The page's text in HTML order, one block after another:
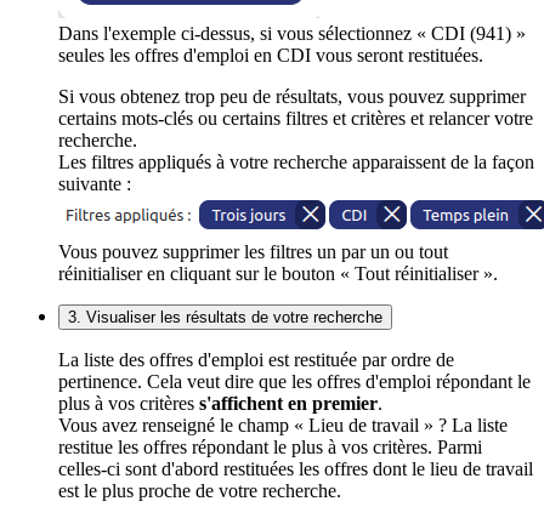
Dans l'exemple ci-dessus, si vous sélectionnez « CDI (941) »
seules les offres d'emploi en CDI vous seront restituées.
Si vous obtenez trop peu de résultats, vous pouvez supprimer
certains mots-clés ou certains filtres et critères et relancer votre
recherche.
Les filtres appliqués à votre recherche apparaissent de la façon
suivante :
Vous pouvez supprimer les filtres un par un ou tout
réinitialiser en cliquant sur le bouton « Tout réinitialiser ».
3. Visualiser les résultats de votre recherche
La liste des offres d'emploi est restituée par ordre de
pertinence. Cela veut dire que les offres d'emploi répondant le
plus à vos critères s'affichent en premier.
Vous avez renseigné le champ « Lieu de travail » ? La liste
restitue les offres répondant le plus à vos critères. Parmi
celles-ci sont d'abord restituées les offres dont le lieu de travail
est le plus proche de votre recherche.